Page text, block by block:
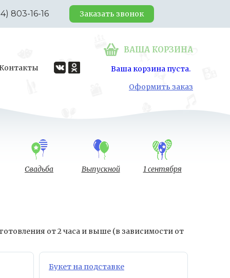
803-16-16 Заказать звонок
ВАША КОРЗИНА
Ваша корзина пуста.
Оформить заказ
Свадьба Выпускной 1 сентября
от 2 часа и выше (в зависимости от
Букет на подставке